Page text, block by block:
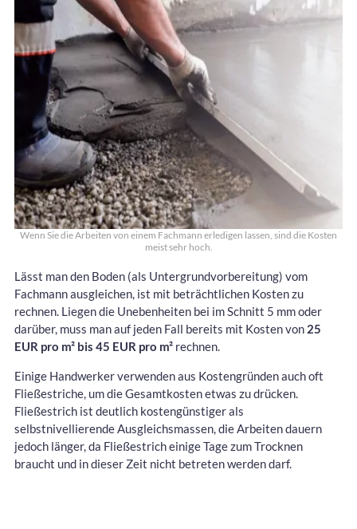
Wenn Sie die Arbeiten von einem Fachmann erledigen lassen, sind die Kosten
meist sehr hoch.
Lässt man den Boden (als Untergrundvorbereitung) vom
Fachmann ausgleichen, ist mit beträchtlichen Kosten zu
rechnen. Liegen die Unebenheiten bei im Schnitt 5 mm oder
darüber, muss man auf jeden Fall bereits mit Kosten von 25
EUR pro m² bis 45 EUR pro m² rechnen.
Einige Handwerker verwenden aus Kostengründen auch oft
Fließestriche, um die Gesamtkosten etwas zu drücken.
Fließestrich ist deutlich kostengünstiger als
selbstnivellierende Ausgleichsmassen, die Arbeiten dauern
jedoch länger, da Fließestrich einige Tage zum Trocknen
braucht und in dieser Zeit nicht betreten werden darf.